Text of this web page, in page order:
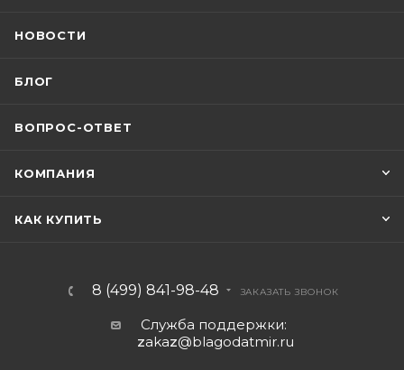
НОВОСТИ
БЛОГ
ВОПРОС-ОТВЕТ
КОМПАНИЯ
КАК КУПИТЬ
8 (499) 841-98-48 ЗАКАЗАТЬ ЗВОНОК
Служба поддержки:
zakaz@blagodatmir.ru